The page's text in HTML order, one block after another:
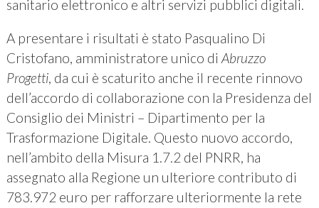
sanitario elettronico e altri servizi pubblici digitali.
A presentare i risultati è stato Pasqualino Di
Cristofano, amministratore unico di Abruzzo
Progetti, da cui è scaturito anche il recente rinnovo
dell’accordo di collaborazione con la Presidenza del
Consiglio dei Ministri – Dipartimento per la
Trasformazione Digitale. Questo nuovo accordo,
nell’ambito della Misura 1.7.2 del PNRR, ha
assegnato alla Regione un ulteriore contributo di
783.972 euro per rafforzare ulteriormente la rete